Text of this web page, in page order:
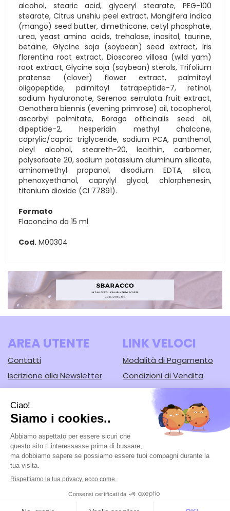
alcohol, stearic acid, glyceryl stearate, PEG-100
stearate, Citrus unshiu peel extract, Mangifera indica
(mango) seed butter, dimethicone, cetyl phosphate,
urea, yeast amino acids, trehalose, inositol, taurine,
betaine, Glycine soja (soybean) seed extract, Iris
florentina root extract, Dioscorea villosa (wild yam)
root extract, Glycine soja (soybean) sterols, Trifolium
pratense (clover) flower extract, palmitoyl
oligopeptide, palmitoyl tetrapeptide-7, retinol,
sodium hyaluronate, Serenoa serrulata fruit extract,
Oenothera biennis (evening primrose) oil, tocopherol,
ascorbyl palmitate, Borago officinalis seed oil,
dipeptide-2, hesperidin methyl chalcone,
caprylic/capric triglyceride, sodium PCA, panthenol,
oleyl alcohol, steareth-20, lecithin, carbomer,
polysorbate 20, sodium potassium aluminum silicate,
aminomethyl propanol, disodium EDTA, silica,
phenoxyethanol, caprylyl glycol, chlorphenesin,
titanium dioxide (CI 77891).
Formato
Flaconcino da 15 ml
Cod. M00304
AREA UTENTE
Contatti
Iscrizione alla Newsletter
Informativa Privacy
Cookie Policy
LINK VELOCI
Modalità di Pagamento
Condizioni di Vendita
Modalità di Spedizione e
Farmacia Lodi srl
- Corso Guercino, 67/b 44042 Cento (FE)
Prenofa